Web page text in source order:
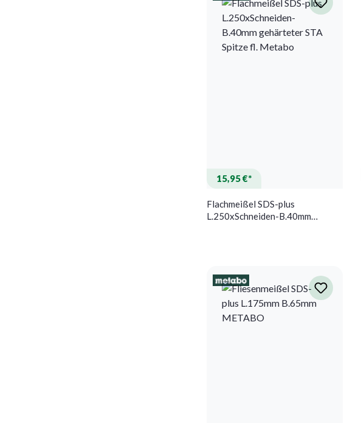
15,95 €*
Flachmeißel SDS-plus
L.250xSchneiden-B.40mm